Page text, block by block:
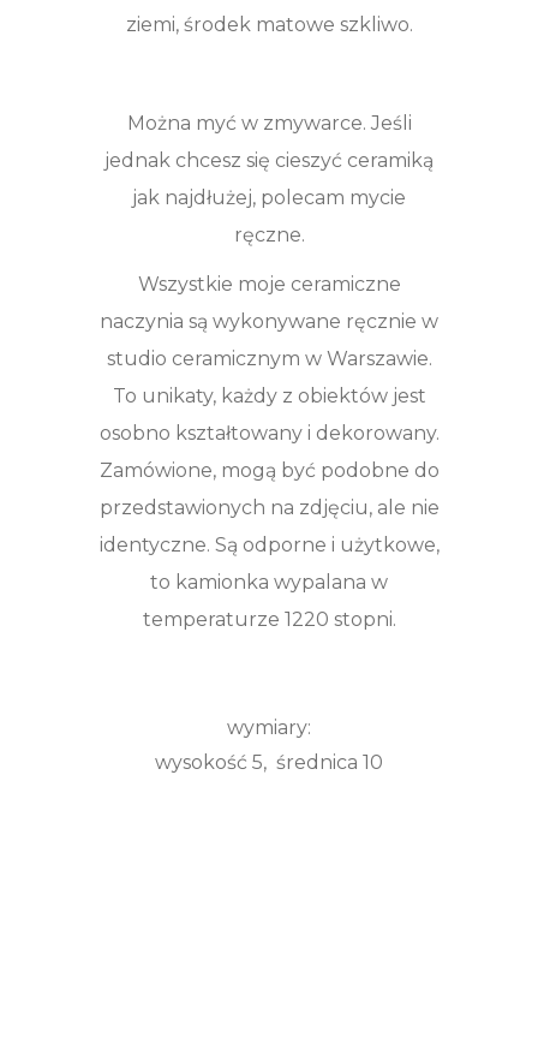
ziemi, środek matowe szkliwo.
Można myć w zmywarce. Jeśli
jednak chcesz się cieszyć ceramiką
jak najdłużej, polecam mycie
ręczne.
Wszystkie moje ceramiczne
naczynia są wykonywane ręcznie w
studio ceramicznym w Warszawie.
To unikaty, każdy z obiektów jest
osobno kształtowany i dekorowany.
Zamówione, mogą być podobne do
przedstawionych na zdjęciu, ale nie
identyczne. Są odporne i użytkowe,
to kamionka wypalana w
temperaturze 1220 stopni.
wymiary:
wysokość 5, średnica 10